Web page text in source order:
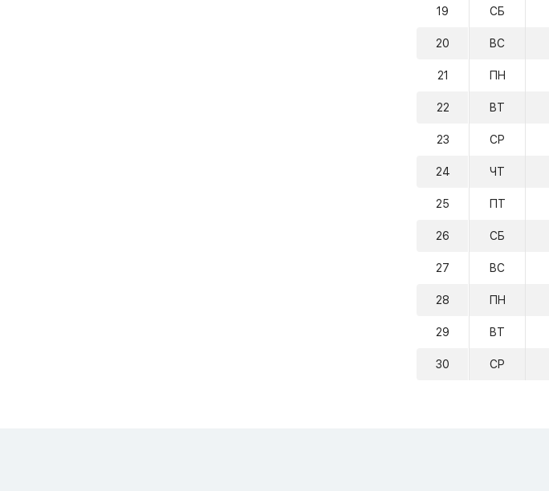
19 СБ
20 ВС
21 ПН
22 ВТ
23 СР
24 ЧТ
25 ПТ
26 СБ
27 ВС
28 ПН
29 ВТ
30 СР